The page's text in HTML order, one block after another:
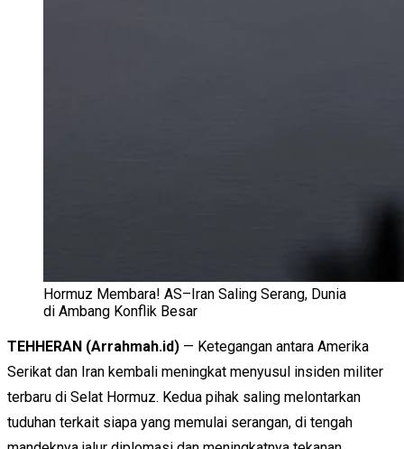
Hormuz Membara! AS–Iran Saling Serang, Dunia
di Ambang Konflik Besar
TEHHERAN (Arrahmah.id) — Ketegangan antara Amerika
Serikat dan Iran kembali meningkat menyusul insiden militer
terbaru di Selat Hormuz. Kedua pihak saling melontarkan
tuduhan terkait siapa yang memulai serangan, di tengah